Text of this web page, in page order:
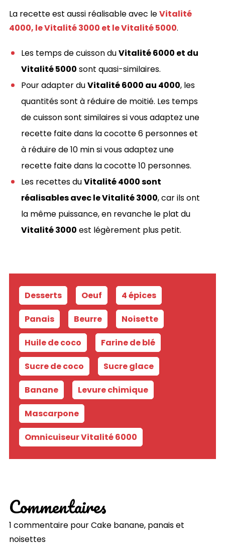
La recette est aussi réalisable avec leVitalité
4000, le Vitalité 3000 et le Vitalité 5000.
Les temps de cuisson duVitalité 6000 et du
Vitalité 5000 sont quasi-similaires.
Pour adapter duVitalité 6000 au 4000, les
quantités sont à réduire de moitié. Les temps
de cuisson sont similaires si vous adaptez une
recette faite dans la cocotte 6 personnes et
à réduire de 10 min si vous adaptez une
recette faite dans la cocotte 10 personnes.
Les recettes duVitalité 4000 sont
réalisables avec le Vitalité 3000, car ils ont
la même puissance, en revanche le plat du
Vitalité 3000 est légèrement plus petit.
Desserts Oeuf 4 épices
Panais Beurre Noisette
Huile de coco Farine de blé
Sucre de coco Sucre glace
Banane Levure chimique
Mascarpone
Omnicuiseur Vitalité 6000
Commentaires
1 commentaire pourCake banane, panais et
noisettes